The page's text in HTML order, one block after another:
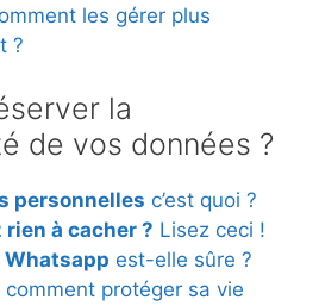
les gérer plus
?
la
de vos données ?
personnelles c’est quoi ?
rien à cacher ? Lisez ceci !
Whatsapp est-elle sûre ?
comment protéger sa vie